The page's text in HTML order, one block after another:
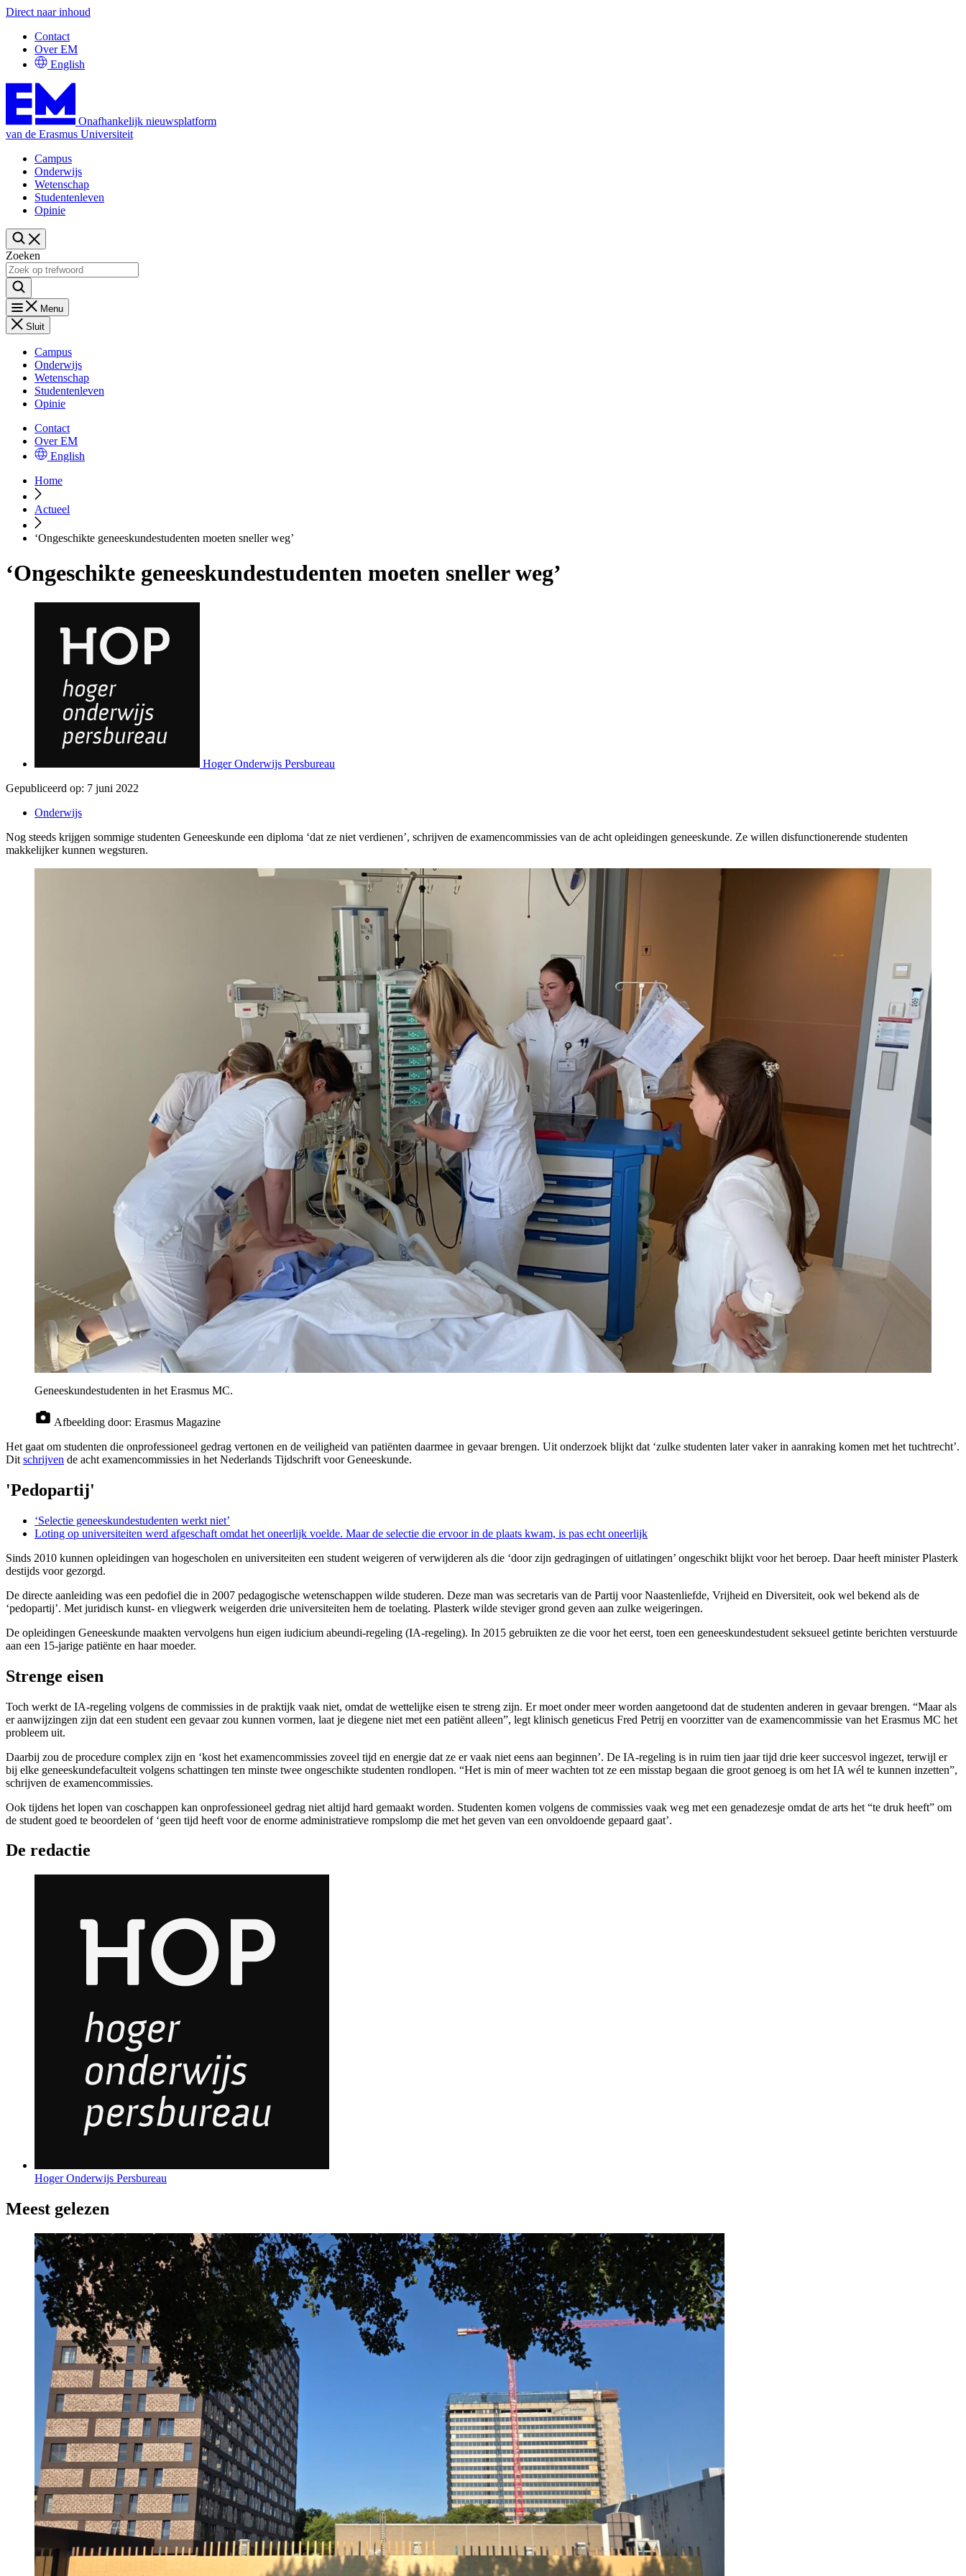
Direct naar inhoud
Contact
Over EM
English
Onafhankelijk nieuwsplatform
van de Erasmus Universiteit
Campus
Onderwijs
Wetenschap
Studentenleven
Opinie
Zoeken
Menu
Sluit
Campus
Onderwijs
Wetenschap
Studentenleven
Opinie
Contact
Over EM
English
Home
Actueel
‘Ongeschikte geneeskundestudenten moeten sneller weg’
‘Ongeschikte geneeskundestudenten moeten sneller weg’
Hoger Onderwijs Persbureau
Gepubliceerd op: 7 juni 2022
Onderwijs
Nog steeds krijgen sommige studenten Geneeskunde een diploma ‘dat ze niet verdienen’, schrijven de examencommissies van de acht opleidingen geneeskunde. Ze willen disfunctionerende studenten
makkelijker kunnen wegsturen.
Geneeskundestudenten in het Erasmus MC.
Afbeelding door: Erasmus Magazine
Het gaat om studenten die onprofessioneel gedrag vertonen en de veiligheid van patiënten daarmee in gevaar brengen. Uit onderzoek blijkt dat ‘zulke studenten later vaker in aanraking komen met het tuchtrecht’.
Dit schrijven de acht examencommissies in het Nederlands Tijdschrift voor Geneeskunde.
'Pedopartij'
‘Selectie geneeskundestudenten werkt niet’
Loting op universiteiten werd afgeschaft omdat het oneerlijk voelde. Maar de selectie die ervoor in de plaats kwam, is pas echt oneerlijk
Sinds 2010 kunnen opleidingen van hogescholen en universiteiten een student weigeren of verwijderen als die ‘door zijn gedragingen of uitlatingen’ ongeschikt blijkt voor het beroep. Daar heeft minister Plasterk
destijds voor gezorgd.
De directe aanleiding was een pedofiel die in 2007 pedagogische wetenschappen wilde studeren. Deze man was secretaris van de Partij voor Naastenliefde, Vrijheid en Diversiteit, ook wel bekend als de
‘pedopartij’. Met juridisch kunst- en vliegwerk weigerden drie universiteiten hem de toelating. Plasterk wilde steviger grond geven aan zulke weigeringen.
De opleidingen Geneeskunde maakten vervolgens hun eigen iudicium abeundi-regeling (IA-regeling). In 2015 gebruikten ze die voor het eerst, toen een geneeskundestudent seksueel getinte berichten verstuurde
aan een 15-jarige patiënte en haar moeder.
Strenge eisen
Toch werkt de IA-regeling volgens de commissies in de praktijk vaak niet, omdat de wettelijke eisen te streng zijn. Er moet onder meer worden aangetoond dat de studenten anderen in gevaar brengen. “Maar als
er aanwijzingen zijn dat een student een gevaar zou kunnen vormen, laat je diegene niet met een patiënt alleen”, legt klinisch geneticus Fred Petrij en voorzitter van de examencommissie van het Erasmus MC het
probleem uit.
Daarbij zou de procedure complex zijn en ‘kost het examencommissies zoveel tijd en energie dat ze er vaak niet eens aan beginnen’. De IA-regeling is in ruim tien jaar tijd drie keer succesvol ingezet, terwijl er
bij elke geneeskundefaculteit volgens schattingen ten minste twee ongeschikte studenten rondlopen. “Het is min of meer wachten tot ze een misstap begaan die groot genoeg is om het IA wél te kunnen inzetten”,
schrijven de examencommissies.
Ook tijdens het lopen van coschappen kan onprofessioneel gedrag niet altijd hard gemaakt worden. Studenten komen volgens de commissies vaak weg met een genadezesje omdat de arts het “te druk heeft” om
de student goed te beoordelen of ‘geen tijd heeft voor de enorme administratieve rompslomp die met het geven van een onvoldoende gepaard gaat’.
De redactie
Hoger Onderwijs Persbureau
Meest gelezen